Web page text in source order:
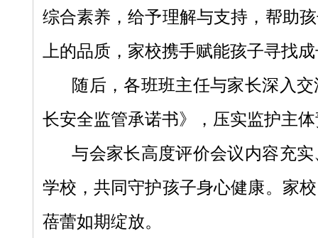
综合素养，给予理解与支持，帮助
上的品质，家校携手赋能孩子寻找
随后，各班班主任与家长深入
长安全监管承诺书》，压实监护主
与会家长高度评价会议内容充
学校，共同守护孩子身心健康。家
蓓蕾如期绽放。